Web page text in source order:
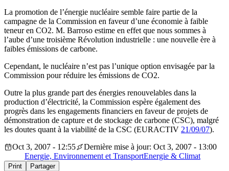
La promotion de l’énergie nucléaire semble faire partie de la
campagne de la Commission en faveur d’une économie à faible
teneur en CO2. M. Barroso estime en effet que nous sommes à
l’aube d’une troisième Révolution industrielle : une nouvelle ère à
faibles émissions de carbone.
Cependant, le nucléaire n’est pas l’unique option envisagée par la
Commission pour réduire les émissions de CO2.
Outre la plus grande part des énergies renouvelables dans la
production d’électricité, la Commission espère également des
progrès dans les engagements financiers en faveur de projets de
démonstration de capture et de stockage de carbone (CSC), malgré
les doutes quant à la viabilité de la CSC (EURACTIV 21/09/07).
Oct 3, 2007 - 12:55
Dernière mise à jour: Oct 3, 2007 - 13:00
Energie, Environnement et TransportEnergie & Climat
Print Partager